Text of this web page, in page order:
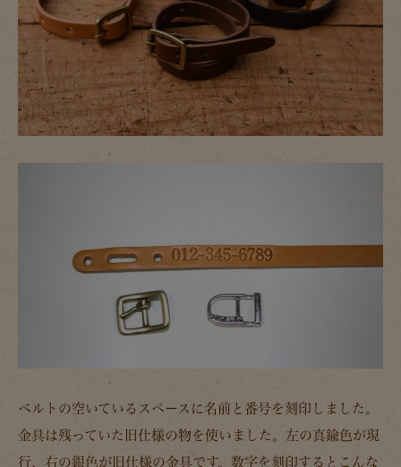
ベルトの空いているスペースに名前と番号を刻印しました。
金具は残っていた旧仕様の物を使いました。左の真鍮色が現
行、右の銀色が旧仕様の金具です。数字を刻印するとこんな